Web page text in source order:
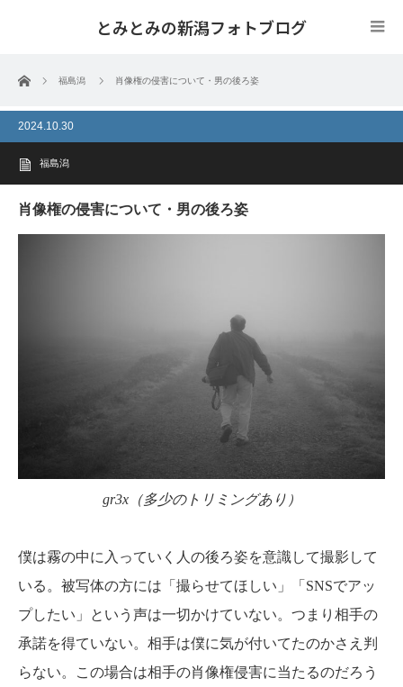
とみとみの新潟フォトブログ
ホーム 福島潟 肖像権の侵害について・男の後ろ姿
2024.10.30
福島潟
肖像権の侵害について・男の後ろ姿
gr3x（多少のトリミングあり）
僕は霧の中に入っていく人の後ろ姿を意識して撮影して
いる。被写体の方には「撮らせてほしい」「SNSでアッ
プしたい」という声は一切かけていない。つまり相手の
承諾を得ていない。相手は僕に気が付いてたのかさえ判
らない。この場合は相手の肖像権侵害に当たるのだろう